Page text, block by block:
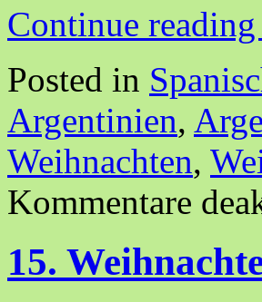
Continue reading
Posted in
Argentinien,
Weihnachten,
Kommentare
15.